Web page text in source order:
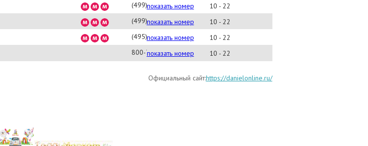
(499) 240 03 24
показать номер
10 - 22
(499) 254 88 28
показать номер
10 - 22
(495) 952 09 60
показать номер
10 - 22
800-770-70-70
показать номер 10 - 22
Официальный сайт:https://danielonline.ru/